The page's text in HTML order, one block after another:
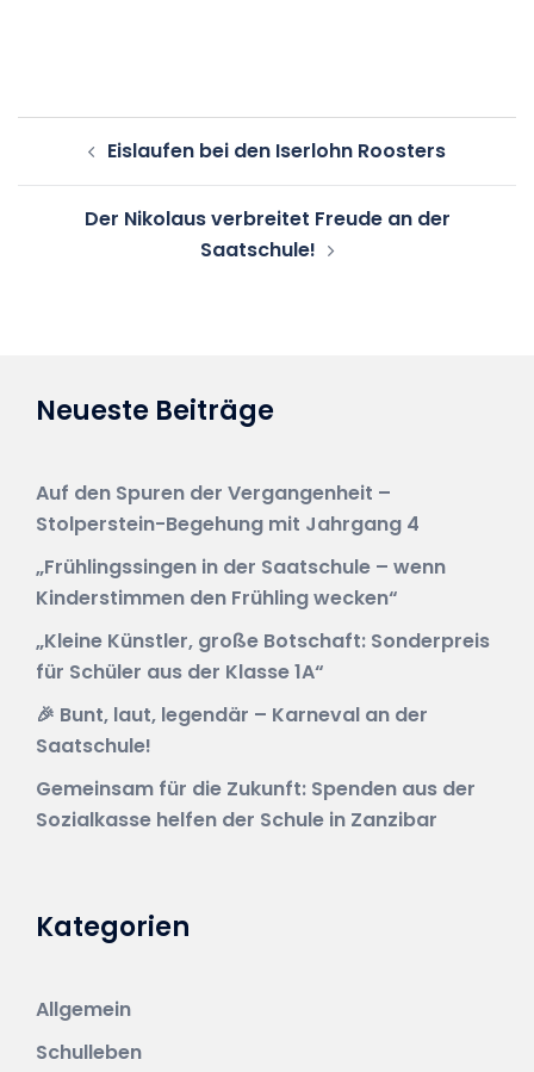
Beitragsnavigation
Eislaufen bei den Iserlohn Roosters
Der Nikolaus verbreitet Freude an der
Saatschule!
Neueste Beiträge
Auf den Spuren der Vergangenheit –
Stolperstein-Begehung mit Jahrgang 4
„Frühlingssingen in der Saatschule – wenn
Kinderstimmen den Frühling wecken“
„Kleine Künstler, große Botschaft: Sonderpreis
für Schüler aus der Klasse 1A“
🎉 Bunt, laut, legendär – Karneval an der
Saatschule!
Gemeinsam für die Zukunft: Spenden aus der
Sozialkasse helfen der Schule in Zanzibar
Kategorien
Allgemein
Schulleben